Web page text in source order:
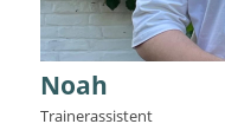
Noah
Trainerassistent